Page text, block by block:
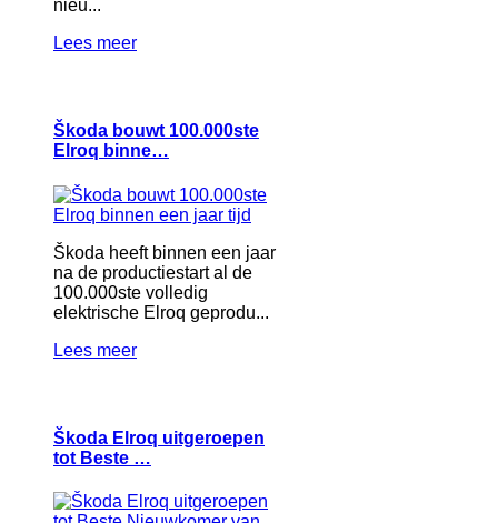
nieu...
Lees meer
Škoda bouwt 100.000ste
Elroq binne…
Škoda heeft binnen een jaar
na de productiestart al de
100.000ste volledig
elektrische Elroq geprodu...
Lees meer
Škoda Elroq uitgeroepen
tot Beste …